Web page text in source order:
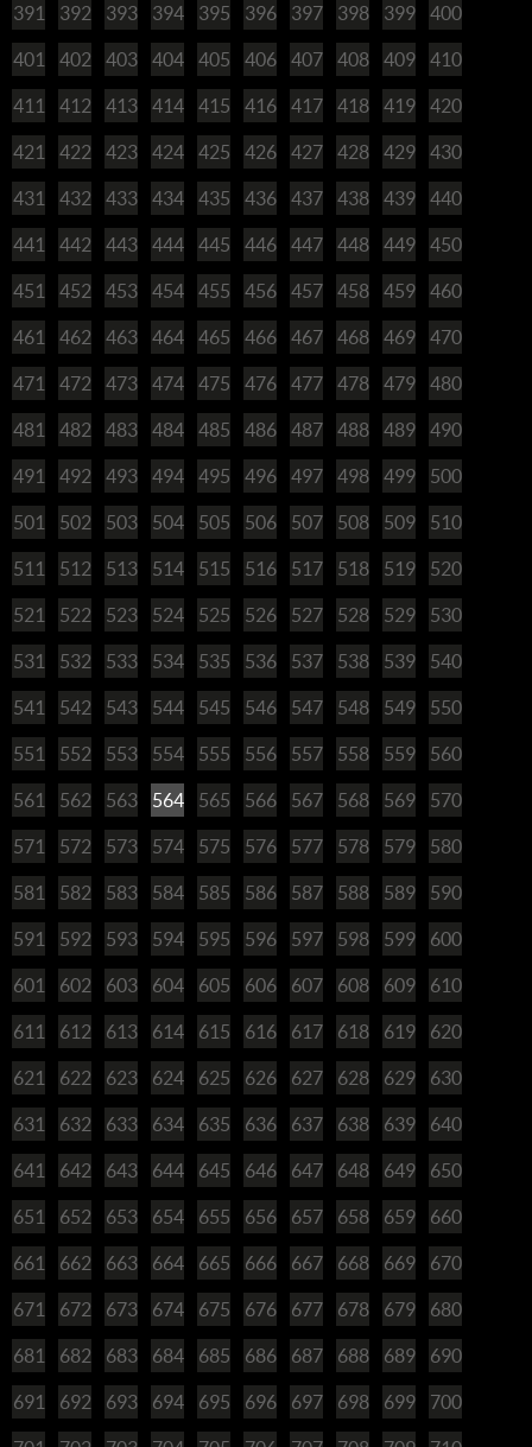
391 392 393 394 395 396 397 398 399 400
401 402 403 404 405 406 407 408 409 410
411 412 413 414 415 416 417 418 419 420
421 422 423 424 425 426 427 428 429 430
431 432 433 434 435 436 437 438 439 440
441 442 443 444 445 446 447 448 449 450
451 452 453 454 455 456 457 458 459 460
461 462 463 464 465 466 467 468 469 470
471 472 473 474 475 476 477 478 479 480
481 482 483 484 485 486 487 488 489 490
491 492 493 494 495 496 497 498 499 500
501 502 503 504 505 506 507 508 509 510
511 512 513 514 515 516 517 518 519 520
521 522 523 524 525 526 527 528 529 530
531 532 533 534 535 536 537 538 539 540
541 542 543 544 545 546 547 548 549 550
551 552 553 554 555 556 557 558 559 560
561 562 563 564 565 566 567 568 569 570
571 572 573 574 575 576 577 578 579 580
581 582 583 584 585 586 587 588 589 590
591 592 593 594 595 596 597 598 599 600
601 602 603 604 605 606 607 608 609 610
611 612 613 614 615 616 617 618 619 620
621 622 623 624 625 626 627 628 629 630
631 632 633 634 635 636 637 638 639 640
641 642 643 644 645 646 647 648 649 650
651 652 653 654 655 656 657 658 659 660
661 662 663 664 665 666 667 668 669 670
671 672 673 674 675 676 677 678 679 680
681 682 683 684 685 686 687 688 689 690
691 692 693 694 695 696 697 698 699 700